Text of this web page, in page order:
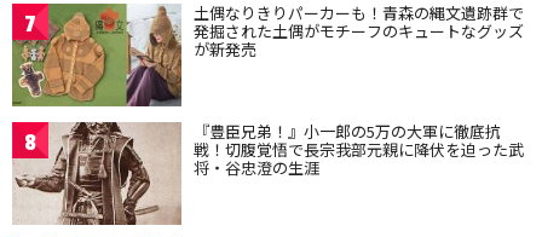
7 土偶なりきりパーカーも！青森の縄文遺跡群で
発掘された土偶がモチーフのキュートなグッズ
が新発売
8 『豊臣兄弟！』小一郎の5万の大軍に徹底抗
戦！切腹覚悟で長宗我部元親に降伏を迫った武
将・谷忠澄の生涯